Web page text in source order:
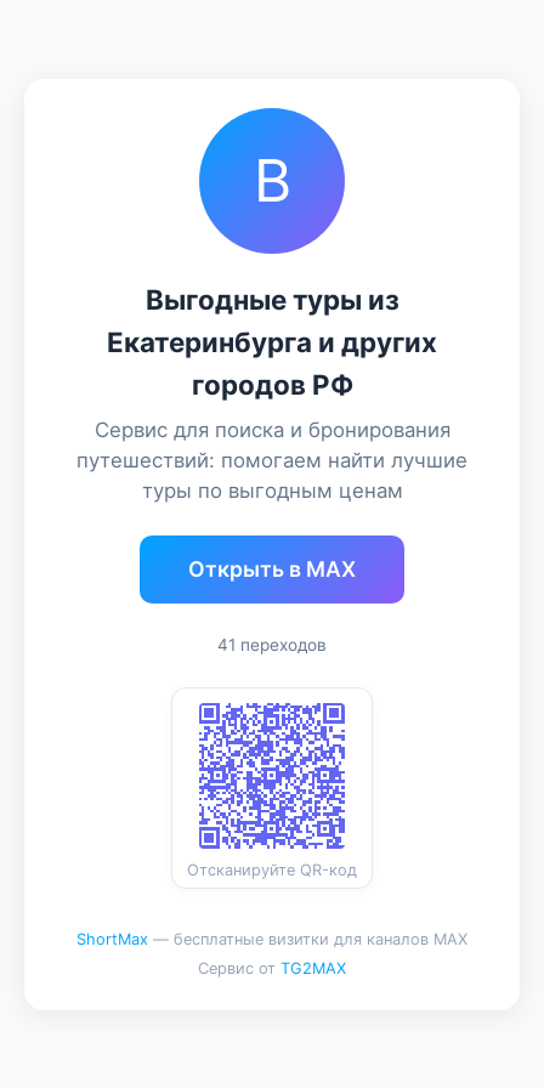
В
Выгодные туры из
Екатеринбурга и других
городов РФ
Сервис для поиска и бронирования
путешествий: помогаем найти лучшие
туры по выгодным ценам
Открыть в MAX
41 переходов
Отсканируйте QR-код
ShortMax — бесплатные визитки для каналов MAX
Сервис от TG2MAX